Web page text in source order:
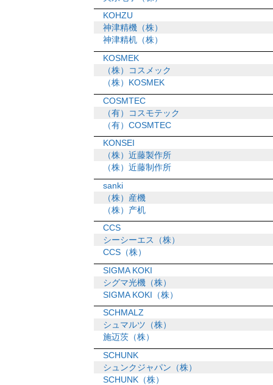
KOHZU
神津精機（株）
神津精机（株）
KOSMEK
（株）コスメック
（株）KOSMEK
COSMTEC
（有）コスモテック
（有）COSMTEC
KONSEI
（株）近藤製作所
（株）近藤制作所
sanki
（株）産機
（株）产机
CCS
シーシーエス（株）
CCS（株）
SIGMA KOKI
シグマ光機（株）
SIGMA KOKI（株）
SCHMALZ
シュマルツ（株）
施迈茨（株）
SCHUNK
シュンクジャパン（株）
SCHUNK（株）